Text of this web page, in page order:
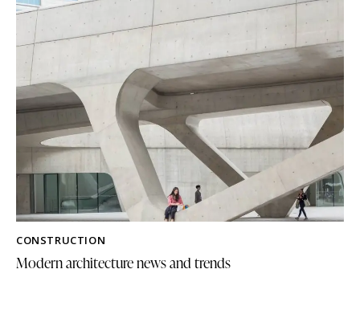
CONSTRUCTION
Modern architecture news and trends